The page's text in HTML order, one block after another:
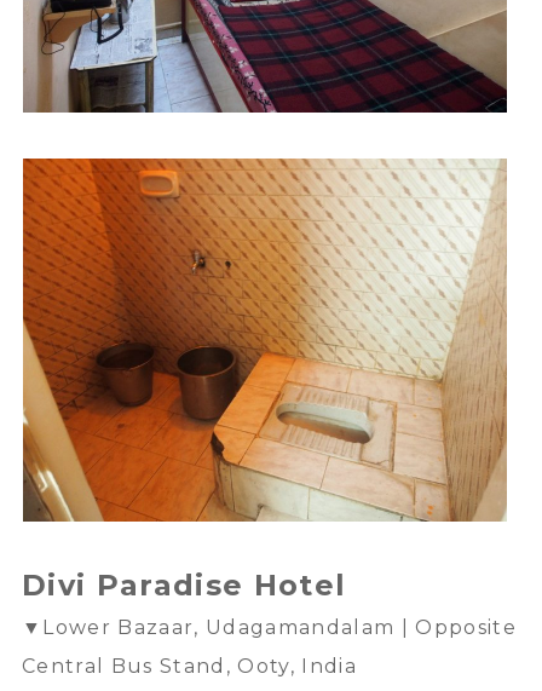
Divi Paradise Hotel
▼Lower Bazaar, Udagamandalam | Opposite
Central Bus Stand, Ooty, India